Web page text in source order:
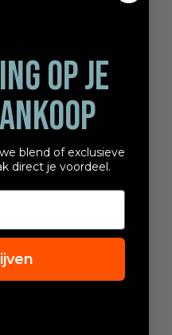
!
is wel wat beperkt.
OP JE
blend of exclusieve
direct je voordeel.